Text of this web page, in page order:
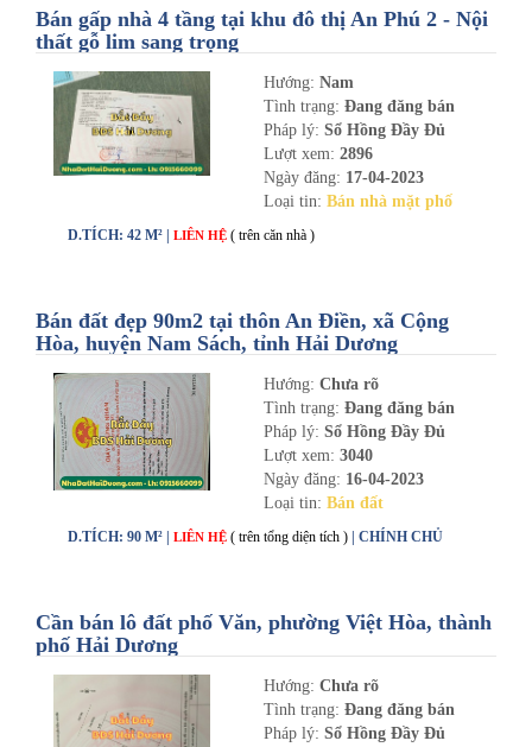
Bán gấp nhà 4 tầng tại khu đô thị An Phú 2 - Nội
thất gỗ lim sang trọng
Hướng: Nam
Tình trạng: Đang đăng bán
Pháp lý: Sổ Hồng Đầy Đủ
Lượt xem: 2896
Ngày đăng: 17-04-2023
Loại tin: Bán nhà mặt phố
D.TÍCH: 42 M² | LIÊN HỆ ( trên căn nhà )
Bán đất đẹp 90m2 tại thôn An Điền, xã Cộng
Hòa, huyện Nam Sách, tỉnh Hải Dương
Hướng: Chưa rõ
Tình trạng: Đang đăng bán
Pháp lý: Sổ Hồng Đầy Đủ
Lượt xem: 3040
Ngày đăng: 16-04-2023
Loại tin: Bán đất
D.TÍCH: 90 M² | LIÊN HỆ ( trên tổng diện tích ) | CHÍNH CHỦ
Cần bán lô đất phố Văn, phường Việt Hòa, thành
phố Hải Dương
Hướng: Chưa rõ
Tình trạng: Đang đăng bán
Pháp lý: Sổ Hồng Đầy Đủ